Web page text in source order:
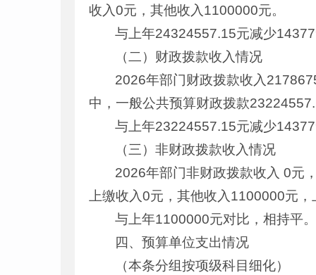
收入0元，其他收入1100000元。
与上年24324557.15元减少
（二）财政拨款收入情况
2026年部门财政拨款收入
中，一般公共预算财政拨款
与上年23224557.15元减少
（三）非财政拨款收入情况
2026年部门非财政拨款收入 0元
上缴收入0元，其他收入1100000元
与上年1100000元对比，相持平
四、预算单位支出情况
（本条分组按项级科目细化）